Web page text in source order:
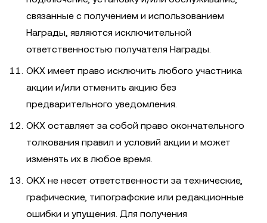
связанные с получением и использованием
Награды, являются исключительной
ответственностью получателя Награды.
OKX имеет право исключить любого участника
акции и/или отменить акцию без
предварительного уведомления.
ОКХ оставляет за собой право окончательного
толкования правил и условий акции и может
изменять их в любое время.
OKX не несет ответственности за технические,
графические, типографские или редакционные
ошибки и упущения. Для получения